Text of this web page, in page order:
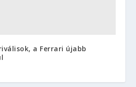
a Ferrari újabb